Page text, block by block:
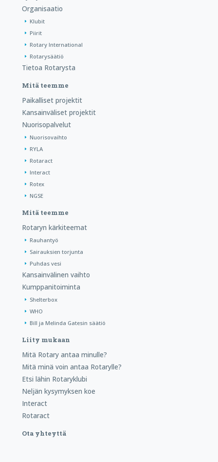
Organisaatio
Klubit
Piirit
Rotary International
Rotarysäätiö
Tietoa Rotarysta
Mitä teemme
Paikalliset projektit
Kansainväliset projektit
Nuorisopalvelut
Nuorisovaihto
RYLA
Rotaract
Interact
Rotex
NGSE
Mitä teemme
Rotaryn kärkiteemat
Rauhantyö
Sairauksien torjunta
Puhdas vesi
Kansainvälinen vaihto
Kumppanitoiminta
Shelterbox
WHO
Bill ja Melinda Gatesin säätiö
Liity mukaan
Mitä Rotary antaa minulle?
Mitä minä voin antaa Rotarylle?
Etsi lähin Rotaryklubi
Neljän kysymyksen koe
Interact
Rotaract
Ota yhteyttä